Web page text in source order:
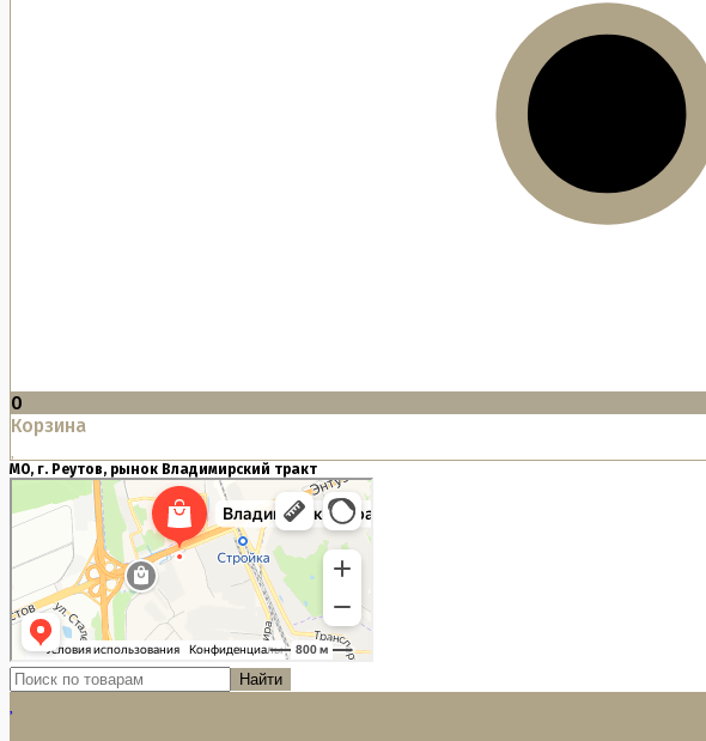
0
Корзина
МО, г. Реутов, рынок Владимирский тракт
Найти